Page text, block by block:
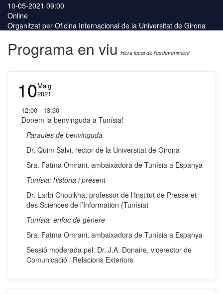
10-05-2021 09:00
Online
Organitzat per Oficina Internacional de la Universitat de Girona
Programa en viu Hora local de l'esdeveniment
10Maig
2021
12:00 - 13:30
Donem la benvinguda a Tunísia!
Paraules de benvinguda
Dr. Quim Salvi, rector de la Universitat de Girona
Sra. Fatma Omrani, ambaixadora de Tunísia a Espanya
Tunísia: història i present
Dr. Larbi Chouikha, professor de l'Institut de Presse et
des Sciences de l’Information (Tunísia)
Tunísia: enfoc de gènere
Sra. Fatma Omrani, ambaixadora de Tunísia a Espanya
Sessió moderada pel: Dr. J.A. Donaire, vicerector de
Comunicació i Relacions Exteriors